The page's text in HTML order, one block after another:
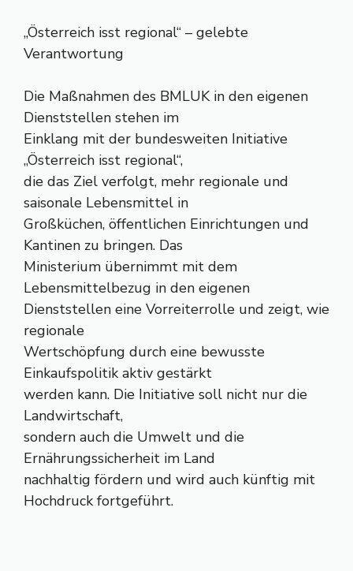
„Österreich isst regional“ – gelebte
Verantwortung
Die Maßnahmen des BMLUK in den eigenen
Dienststellen stehen im
Einklang mit der bundesweiten Initiative
„Österreich isst regional“,
die das Ziel verfolgt, mehr regionale und
saisonale Lebensmittel in
Großküchen, öffentlichen Einrichtungen und
Kantinen zu bringen. Das
Ministerium übernimmt mit dem
Lebensmittelbezug in den eigenen
Dienststellen eine Vorreiterrolle und zeigt, wie
regionale
Wertschöpfung durch eine bewusste
Einkaufspolitik aktiv gestärkt
werden kann. Die Initiative soll nicht nur die
Landwirtschaft,
sondern auch die Umwelt und die
Ernährungssicherheit im Land
nachhaltig fördern und wird auch künftig mit
Hochdruck fortgeführt.